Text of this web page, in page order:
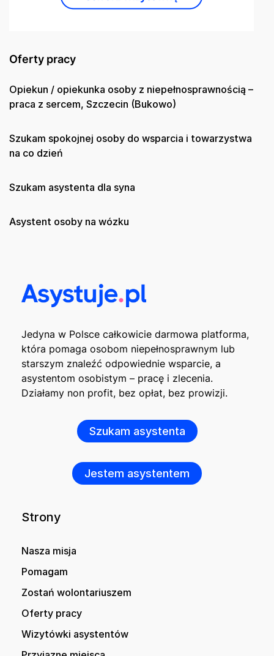
Oferty pracy
Opiekun / opiekunka osoby z niepełnosprawnością –
praca z sercem, Szczecin (Bukowo)
Szukam spokojnej osoby do wsparcia i towarzystwa
na co dzień
Szukam asystenta dla syna
Asystent osoby na wózku
Jedyna w Polsce całkowicie darmowa platforma,
która pomaga osobom niepełnosprawnym lub
starszym znaleźć odpowiednie wsparcie, a
asystentom osobistym – pracę i zlecenia.
Działamy non profit, bez opłat, bez prowizji.
Szukam asystenta
Jestem asystentem
Strony
Nasza misja
Pomagam
Zostań wolontariuszem
Oferty pracy
Wizytówki asystentów